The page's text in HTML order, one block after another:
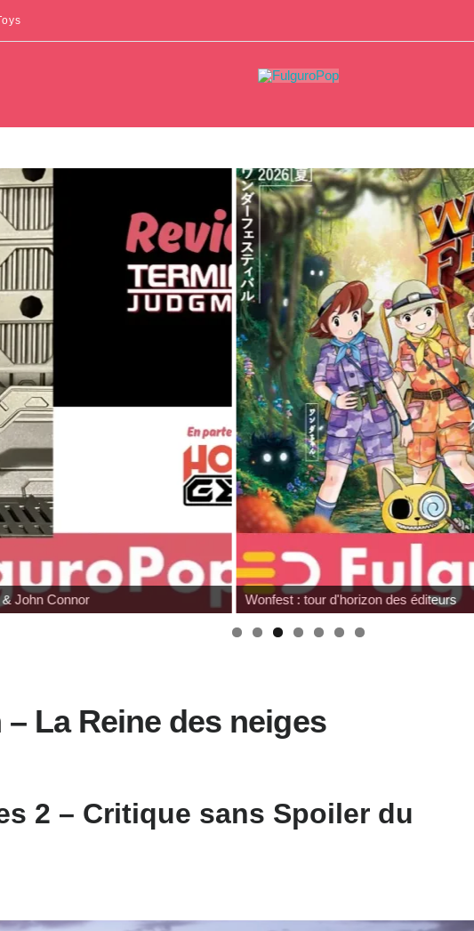
Connor Wonfest : tour d'horizon des éditeurs
– La Reine des neiges
2 – Critique sans Spoiler du